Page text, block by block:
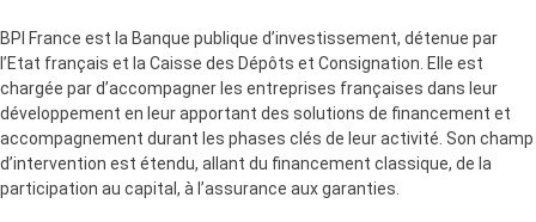
BPI France est la Banque publique d’investissement, détenue par
l’Etat français et la Caisse des Dépôts et Consignation. Elle est
chargée par d’accompagner les entreprises françaises dans leur
développement en leur apportant des solutions de financement et
accompagnement durant les phases clés de leur activité. Son champ
d’intervention est étendu, allant du financement classique, de la
participation au capital, à l’assurance aux garanties.